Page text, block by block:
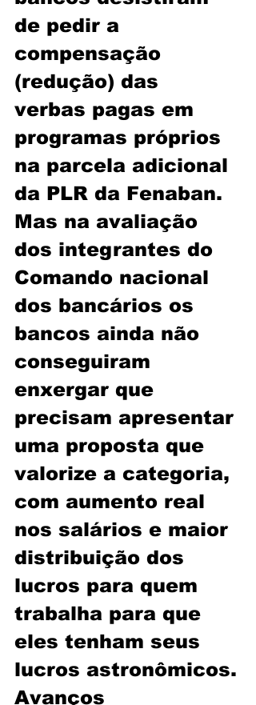
de pedir a
compensação
(redução) das
verbas pagas em
programas próprios
na parcela adicional
da PLR da Fenaban.
Mas na avaliação
dos integrantes do
Comando nacional
dos bancários os
bancos ainda não
conseguiram
enxergar que
precisam apresentar
uma proposta que
valorize a categoria,
com aumento real
nos salários e maior
distribuição dos
lucros para quem
trabalha para que
eles tenham seus
lucros astronômicos.
Avanços